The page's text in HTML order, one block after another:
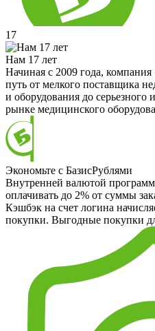
17
Нам 17 лет
Начиная с 2009 года,
путь от мелкого поставщика
и оборудования до серьезного
рынке медицинского
Экономьте с БазисРублями
Внутренней валютой
оплачивать до 2% от суммы
Кэшбэк на счет логина
покупки. Выгодные покупки